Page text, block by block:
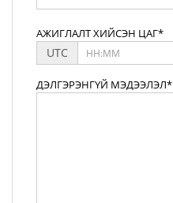
АЖИГЛАЛТ ХИЙСЭН ЦАГ*
UTC
ДЭЛГЭРЭНГҮЙ МЭДЭЭЛЭЛ*